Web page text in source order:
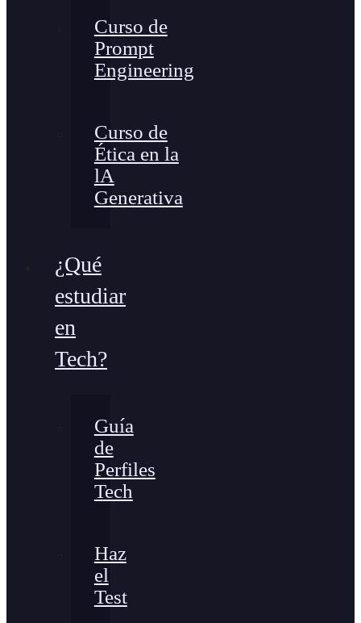
Curso de
Prompt
Engineering
Curso de
Ética en la
lA
Generativa
¿Qué
estudiar
en
Tech?
Guía
de
Perfiles
Tech
Haz
el
Test